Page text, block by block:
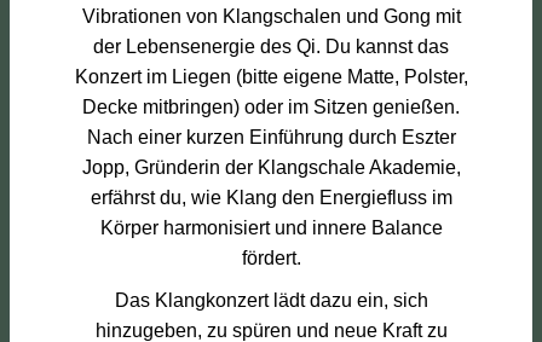
Vibrationen von Klangschalen und Gong mit
der Lebensenergie des Qi. Du kannst das
Konzert im Liegen (bitte eigene Matte, Polster,
Decke mitbringen) oder im Sitzen genießen.
Nach einer kurzen Einführung durch Eszter
Jopp, Gründerin der Klangschale Akademie,
erfährst du, wie Klang den Energiefluss im
Körper harmonisiert und innere Balance
fördert.
Das Klangkonzert lädt dazu ein, sich
hinzugeben, zu spüren und neue Kraft zu